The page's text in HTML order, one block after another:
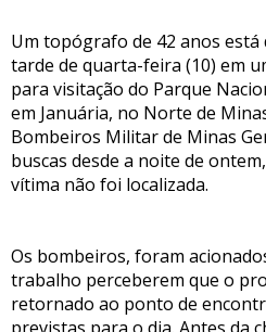
Um topógrafo de 42 anos está
tarde de quarta-feira (10) em
para visitação do Parque
em Januária, no Norte de
Bombeiros Militar de Minas
buscas desde a noite de
vítima não foi localizada.
Os bombeiros, foram
trabalho perceberem que o
retornado ao ponto de